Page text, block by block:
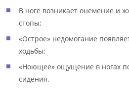
В ноге возникает онемение и
стопы;
«Острое» недомогание
ходьбы;
«Ноющее» ощущение в ногах
сидения.